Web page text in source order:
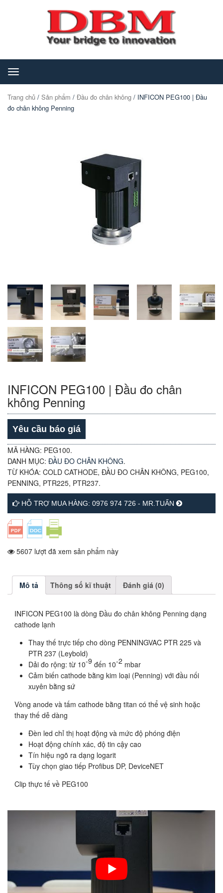
Toggle
navigation
Trang chủ / Sản phẩm / Đầu đo chân không / INFICON PEG100 | Đầu
đo chân không Penning
INFICON PEG100 | Đầu đo chân
không Penning
Yêu cầu báo giá
MÃ HÀNG: PEG100.
DANH MỤC: ĐẦU ĐO CHÂN KHÔNG.
TỪ KHÓA: COLD CATHODE, ĐẦU ĐO CHÂN KHÔNG, PEG100,
PENNING, PTR225, PTR237.
HỖ TRỢ MUA HÀNG: 0976 974 726 - MR.TUẤN
5607 lượt đã xem sản phẩm này
Mô tả Thông số kĩ thuật Đánh giá (0)
INFICON PEG100 là dòng Đầu đo chân không Penning dạng
cathode lạnh
Thay thế trực tiếp cho dòng PENNINGVAC PTR 225 và
PTR 237 (Leybold)
Dải đo rộng: từ 10-9 đến 10-2 mbar
Cảm biến cathode bằng kim loại (Penning) với đầu nối
xuyên bằng sứ
Vòng anode và tấm cathode bằng titan có thể vệ sinh hoặc
thay thế dễ dàng
Đèn led chỉ thị hoạt động và mức độ phóng điện
Hoạt động chính xác, độ tin cậy cao
Tín hiệu ngõ ra dạng logarit
Tùy chọn giao tiếp Profibus DP, DeviceNET
Clip thực tế về PEG100